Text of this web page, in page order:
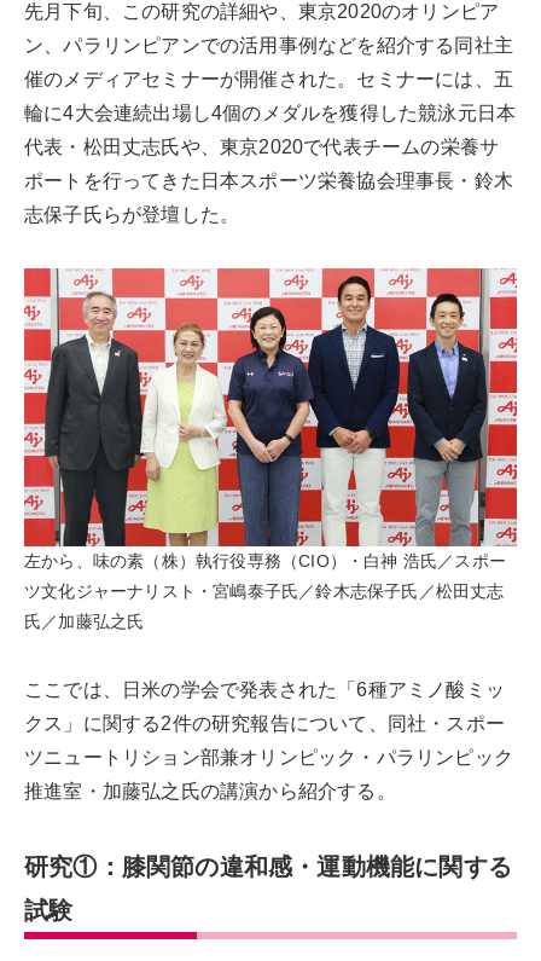
先月下旬、この研究の詳細や、東京2020のオリンピア
ン、パラリンピアンでの活用事例などを紹介する同社主
催のメディアセミナーが開催された。セミナーには、五
輪に4大会連続出場し4個のメダルを獲得した競泳元日本
代表・松田丈志氏や、東京2020で代表チームの栄養サ
ポートを行ってきた日本スポーツ栄養協会理事長・鈴木
志保子氏らが登壇した。
左から、味の素（株）執行役専務（CIO）・白神 浩氏／スポー
ツ文化ジャーナリスト・宮嶋泰子氏／鈴木志保子氏／松田丈志
氏／加藤弘之氏
ここでは、日米の学会で発表された「6種アミノ酸ミッ
クス」に関する2件の研究報告について、同社・スポー
ツニュートリション部兼オリンピック・パラリンピック
推進室・加藤弘之氏の講演から紹介する。
研究①：膝関節の違和感・運動機能に関する
試験